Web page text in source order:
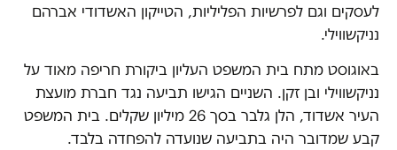
לעסקים וגם לפרשיות הפליליות, הטייקון האשדודי אברהם
נניקשווילי.
באוגוסט מתח בית המשפט העליון ביקורת חריפה מאוד על
נניקשווילי ובן זקן. השניים הגישו תביעה נגד חברת מועצת
העיר אשדוד, הלן גלבר בסך 26 מיליון שקלים. בית המשפט
קבע שמדובר היה בתביעה שנועדה להפחדה בלבד.